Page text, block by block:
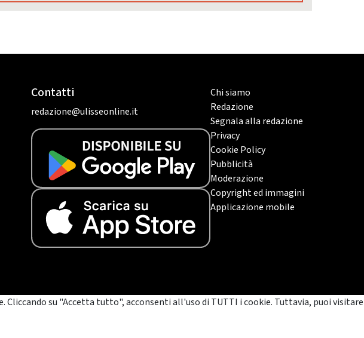
Contatti
redazione@ulisseonline.it
Chi siamo
Redazione
Segnala alla redazione
Privacy
Cookie Policy
Pubblicità
Moderazione
Copyright ed immagini
Applicazione mobile
su "Accetta tutto", acconsenti all'uso di TUTTI i cookie. Tuttavia, puoi visitare